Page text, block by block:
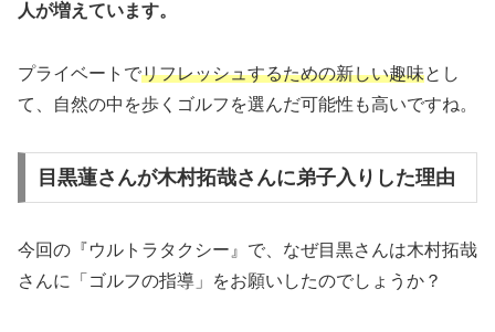
人が増えています。
プライベートでリフレッシュするための新しい趣味とし
て、自然の中を歩くゴルフを選んだ可能性も高いですね。
目黒蓮さんが木村拓哉さんに弟子入りした理由
今回の『ウルトラタクシー』で、なぜ目黒さんは木村拓哉
さんに「ゴルフの指導」をお願いしたのでしょうか？